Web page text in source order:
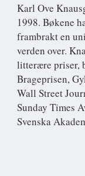
Karl Ove
1998. Bøkene
frambrakt en
verden over.
litterære priser,
Brageprisen,
Wall Street
Sunday Times
Svenska